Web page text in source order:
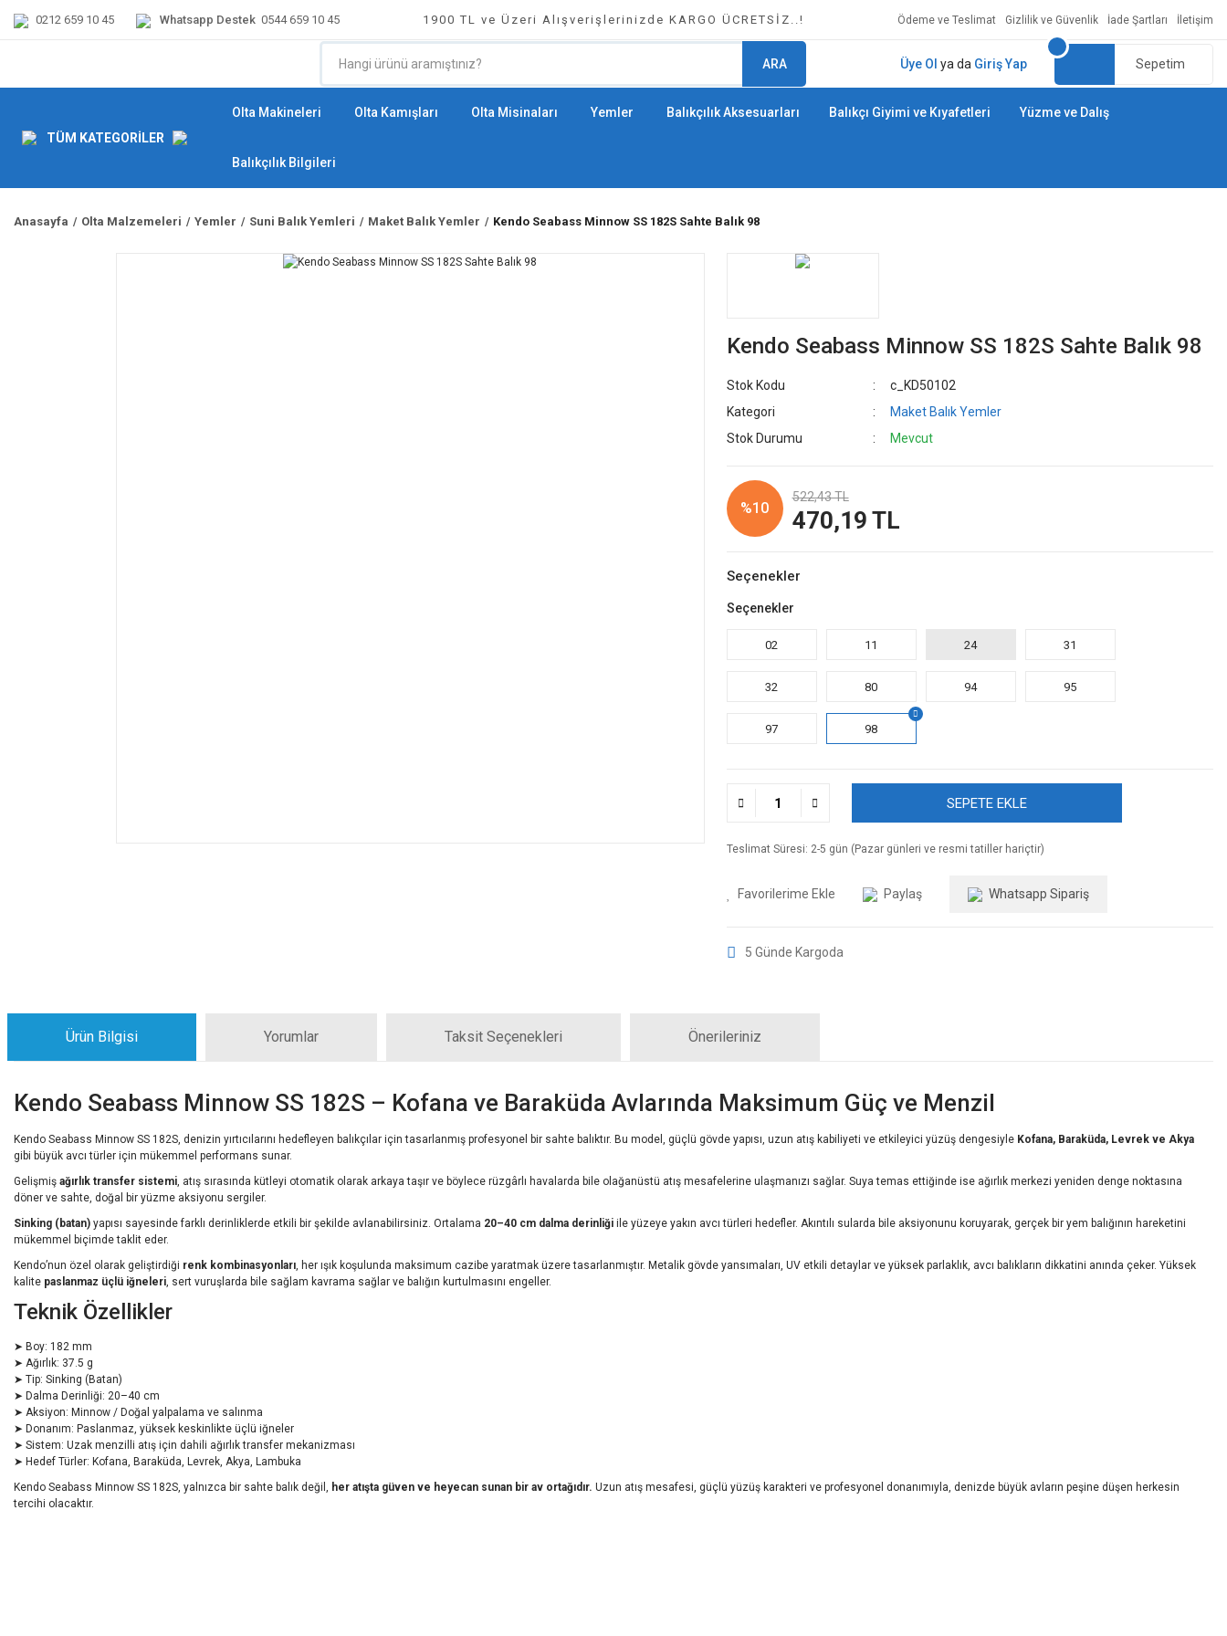
0212 659 10 45 Whatsapp Destek 0544 659 10 45 1900 TL ve Üzeri Alışverişlerinizde KARGO ÜCRETSİZ..! Ödeme ve Teslimat Gizlilik ve Güvenlik İade Şartları İletişim
ARA Üye Ol ya da Giriş Yap Sepetim
TÜM KATEGORİLER
Olta Makineleri Olta Kamışları Olta Misinaları Yemler Balıkçılık Aksesuarları Balıkçı Giyimi ve Kıyafetleri Yüzme ve Dalış
Balıkçılık Bilgileri
Anasayfa Olta Malzemeleri Yemler Suni Balık Yemleri Maket Balık Yemler Kendo Seabass Minnow SS 182S Sahte Balık 98
Kendo Seabass Minnow SS 182S Sahte Balık 98
Stok Kodu
c_KD50102
Kategori
Maket Balık Yemler
Stok Durumu
Mevcut
%10
522,43 TL
470,19 TL
Seçenekler
Seçenekler
02 11 24 31
32 80 94 95
97 98
SEPETE EKLE
Teslimat Süresi: 2-5 gün (Pazar günleri ve resmi tatiller hariçtir)
Paylaş Whatsapp Sipariş
5 Günde Kargoda
Ürün Bilgisi Yorumlar Taksit Seçenekleri Önerileriniz
Kendo Seabass Minnow SS 182S – Kofana ve Baraküda Avlarında Maksimum Güç ve Menzil
Kendo Seabass Minnow SS 182S, denizin yırtıcılarını hedefleyen balıkçılar için tasarlanmış profesyonel bir sahte balıktır. Bu model, güçlü gövde yapısı, uzun atış kabiliyeti ve etkileyici yüzüş dengesiyle Kofana, Baraküda, Levrek ve Akya
gibi büyük avcı türler için mükemmel performans sunar.
Gelişmiş ağırlık transfer sistemi, atış sırasında kütleyi otomatik olarak arkaya taşır ve böylece rüzgârlı havalarda bile olağanüstü atış mesafelerine ulaşmanızı sağlar. Suya temas ettiğinde ise ağırlık merkezi yeniden denge noktasına
döner ve sahte, doğal bir yüzme aksiyonu sergiler.
Sinking (batan) yapısı sayesinde farklı derinliklerde etkili bir şekilde avlanabilirsiniz. Ortalama 20–40 cm dalma derinliği ile yüzeye yakın avcı türleri hedefler. Akıntılı sularda bile aksiyonunu koruyarak, gerçek bir yem balığının hareketini
mükemmel biçimde taklit eder.
Kendo’nun özel olarak geliştirdiği renk kombinasyonları, her ışık koşulunda maksimum cazibe yaratmak üzere tasarlanmıştır. Metalik gövde yansımaları, UV etkili detaylar ve yüksek parlaklık, avcı balıkların dikkatini anında çeker. Yüksek
kalite paslanmaz üçlü iğneleri, sert vuruşlarda bile sağlam kavrama sağlar ve balığın kurtulmasını engeller.
Teknik Özellikler
➤ Boy: 182 mm
➤ Ağırlık: 37.5 g
➤ Tip: Sinking (Batan)
➤ Dalma Derinliği: 20–40 cm
➤ Aksiyon: Minnow / Doğal yalpalama ve salınma
➤ Donanım: Paslanmaz, yüksek keskinlikte üçlü iğneler
➤ Sistem: Uzak menzilli atış için dahili ağırlık transfer mekanizması
➤ Hedef Türler: Kofana, Baraküda, Levrek, Akya, Lambuka
Kendo Seabass Minnow SS 182S, yalnızca bir sahte balık değil, her atışta güven ve heyecan sunan bir av ortağıdır. Uzun atış mesafesi, güçlü yüzüş karakteri ve profesyonel donanımıyla, denizde büyük avların peşine düşen herkesin
tercihi olacaktır.